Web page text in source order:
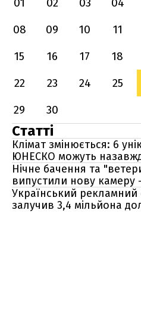
08
09 10 11
15
16 17 18
22
23 24 25
29
30
Статті
Клімат змінюється: 6
ЮНЕСКО можуть
Нічне бачення та
випустили нову камеру
Український
залучив 3,4 мільйона